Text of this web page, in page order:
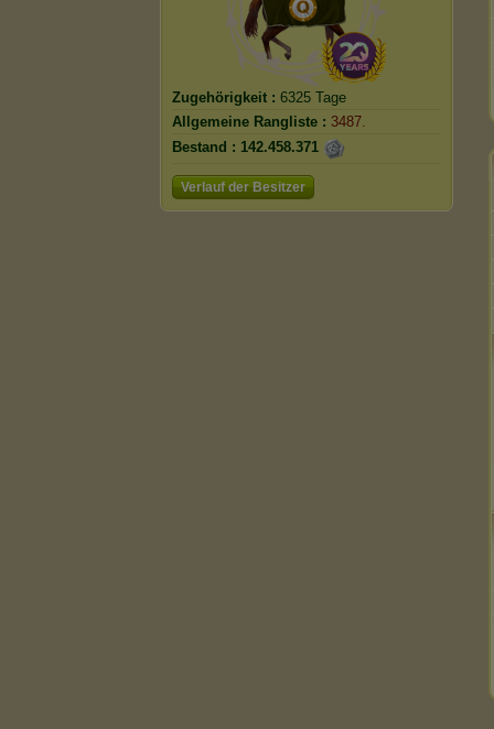
Zugehörigkeit : 6325 Tage
Allgemeine Rangliste : 3487.
Bestand : 142.458.371
Verlauf der Besitzer